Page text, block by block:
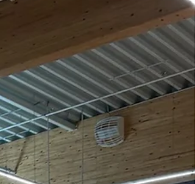
wedstrijd zul je nooit vergeten en waarom?
Workum uit met V3